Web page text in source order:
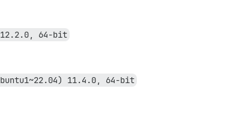
12.2.0, 64-bit
11.4.0, 64-bit